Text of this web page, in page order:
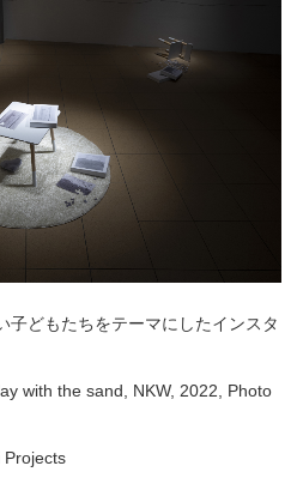
子どもたちをテーマにしたインスタ
with the sand, NKW, 2022, Photo